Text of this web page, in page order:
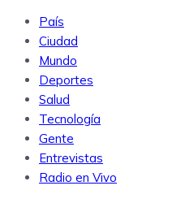
País
Ciudad
Mundo
Deportes
Salud
Tecnología
Gente
Entrevistas
Radio en Vivo